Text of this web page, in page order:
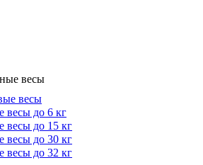
весы
весы
весы до 6 кг
весы до 15 кг
весы до 30 кг
весы до 32 кг